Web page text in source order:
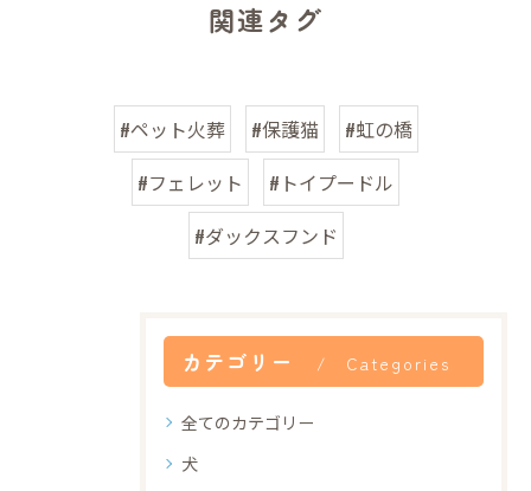
関連タグ
#ペット火葬 #保護猫
#虹の橋
#フェレット
#トイプードル
#ダックスフンド
カテゴリー Categories
全てのカテゴリー
犬